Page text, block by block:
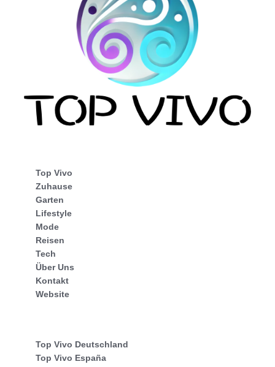
Top Vivo
Zuhause
Garten
Lifestyle
Mode
Reisen
Tech
Über Uns
Kontakt
Website
Top Vivo Deutschland
Top Vivo España